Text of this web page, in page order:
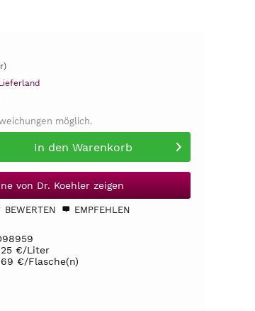
möglich.
In den Warenkorb
von Dr. Koehler zeigen
BEWERTEN EMPFEHLEN
€/Liter
€/Flasche(n)